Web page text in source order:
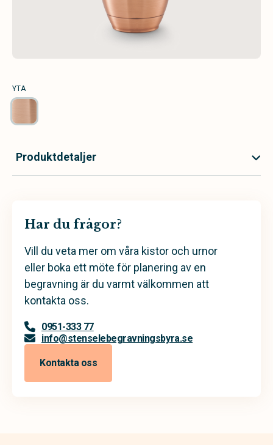
YTA
Produktdetaljer
Har du frågor?
Vill du veta mer om våra kistor och urnor
eller boka ett möte för planering av en
begravning är du varmt välkommen att
kontakta oss.
0951-333 77
info@stenselebegravningsbyra.se
Kontakta oss